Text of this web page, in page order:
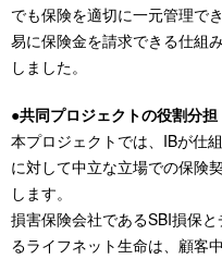
でも保険を適切に一元管理で
易に保険金を請求できる仕組
しました。
●共同プロジェクトの役割分担
本プロジェクトでは、IBが仕
に対して中立な立場での保険
します。
損害保険会社であるSBI損保
るライフネット生命は、顧客